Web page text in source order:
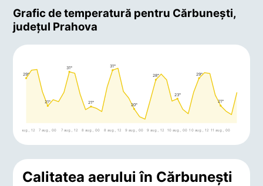
Grafic de temperatură pentru Cărbuneşti,
județul Prahova
29°
6 aug., 12
21°
7 aug., 00
31°
7 aug., 12
21°
8 aug., 00
31°
8 aug., 12
20°
9 aug., 00
28°
9 aug., 12
23°
10 aug., 00
29°
10 aug., 12
21°
11 aug., 00
Calitatea aerului în Cărbuneşti